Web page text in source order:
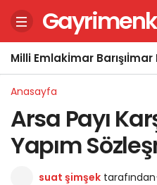
Milli Emlakİmar Barışıİmar
Anasayfa
Arsa Payı
Yapım
suat şimşek tarafından